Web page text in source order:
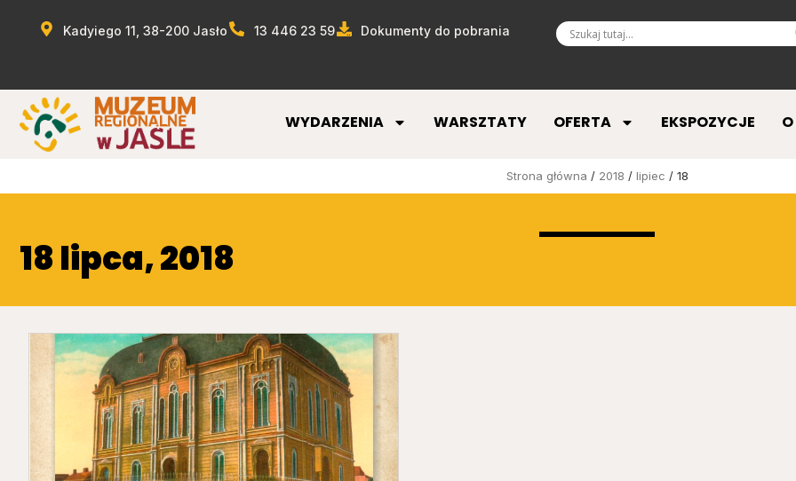
Kadyiego 11, 38-200 Jasło 13 446 23 59 Dokumenty do pobrania
WYDARZENIA WARSZTATY OFERTA EKSPOZYCJE
Strona główna / 2018 / lipiec / 18
18 lipca, 2018